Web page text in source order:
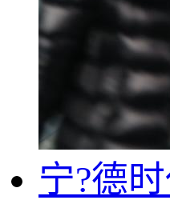
宁?德